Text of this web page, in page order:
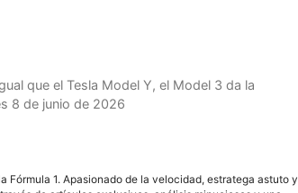
que el Tesla Model Y, el Model 3 da la
8 de junio de 2026
1. Apasionado de la velocidad, estratega astuto y